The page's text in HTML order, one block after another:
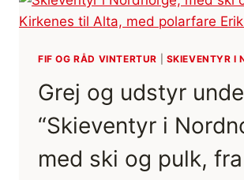
I
NORDNORGE”
FIF OG RÅD VINTERTUR SKIEVENTYR I
Grej og udstyr
“Skieventyr i
med ski og pulk, fra